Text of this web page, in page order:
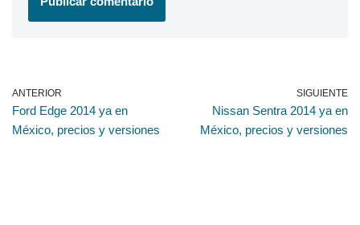
ANTERIOR
Ford Edge 2014 ya en
México, precios y versiones
SIGUIENTE
Nissan Sentra 2014 ya en
México, precios y versiones